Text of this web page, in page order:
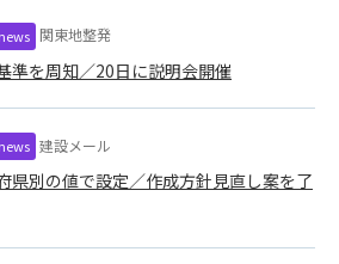
関東地整発
準を周知／20日に説明会開催
建設メール
県別の値で設定／作成方針見直し案を了
求等がなされまたは訴訟が提起された
らの費用と責任においてこれを解決す
掲載されている広告等によって行われる
び広告等が掲載されたこと自体に起因
一切責任を負いません。
、または保守・点検・加入者の利便性